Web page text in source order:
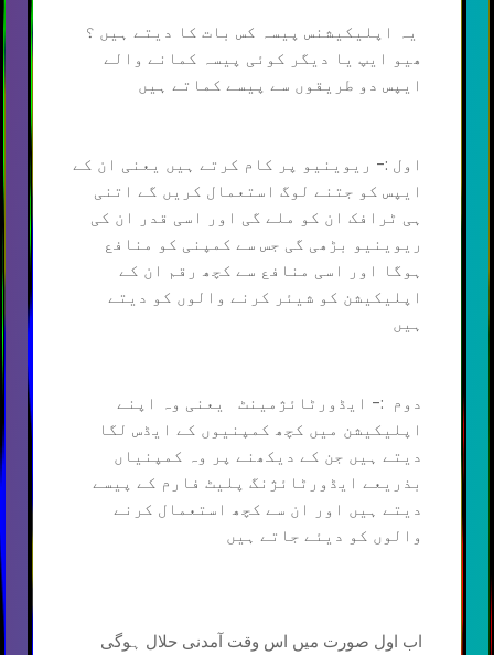
یہ اپلیکیشنس پیسہ کس بات کا دیتے ہیں ؟
ھیو ایپ یا دیگر کوئی پیسہ کمانے والے
ایپس دو طریقوں سے پیسے کماتے ہیں
اول :- ریوینیو پر کام کرتے ہیں یعنی ان کے
ایپس کو جتنے لوگ استعمال کریں گے اتنی
ہی ٹرافک ان کو ملے گی اور اسی قدر ان کی
ریوینیو بڑھی گی جس سے کمپنی کو منافع
ہوگا اور اسی منافع سے کچھ رقم ان کے
اپلیکیشن کو شیئر کرنے والوں کو دیتے
ہیں
دوم :- ایڈورٹائژمینٹ یعنی وہ اپنے
اپلیکیشن میں کچھ کمپنیوں کے ایڈس لگا
دیتے ہیں جن کے دیکھنے پر وہ کمپنیاں
بذریعے ایڈورٹائژنگ پلیٹ فارم کے پیسے
دیتے ہیں اور ان سے کچھ استعمال کرنے
والوں کو دیئے جاتے ہیں
اب اول صورت میں اس وقت آمدنی حلال ہوگی